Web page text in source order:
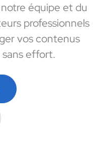
équipe et du
professionnels
vos contenus
effort.